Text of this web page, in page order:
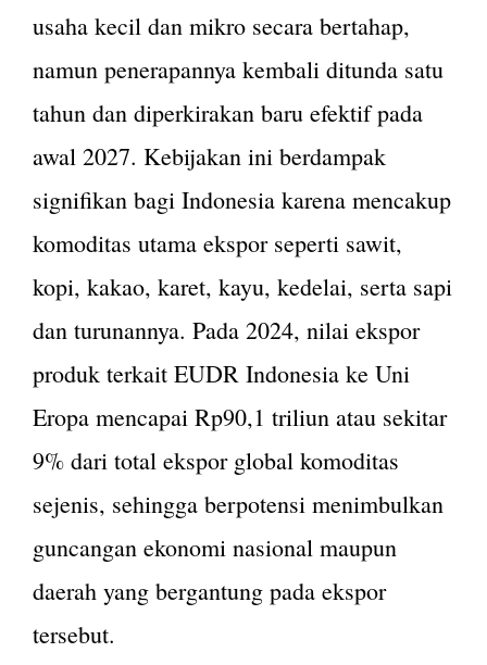
usaha kecil dan mikro secara bertahap,
namun penerapannya kembali ditunda satu
tahun dan diperkirakan baru efektif pada
awal 2027. Kebijakan ini berdampak
signifikan bagi Indonesia karena mencakup
komoditas utama ekspor seperti sawit,
kopi, kakao, karet, kayu, kedelai, serta sapi
dan turunannya. Pada 2024, nilai ekspor
produk terkait EUDR Indonesia ke Uni
Eropa mencapai Rp90,1 triliun atau sekitar
9% dari total ekspor global komoditas
sejenis, sehingga berpotensi menimbulkan
guncangan ekonomi nasional maupun
daerah yang bergantung pada ekspor
tersebut.